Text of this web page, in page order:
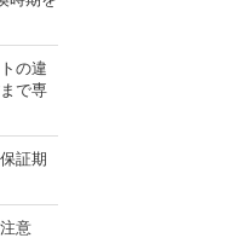
の違
で専
証期
意